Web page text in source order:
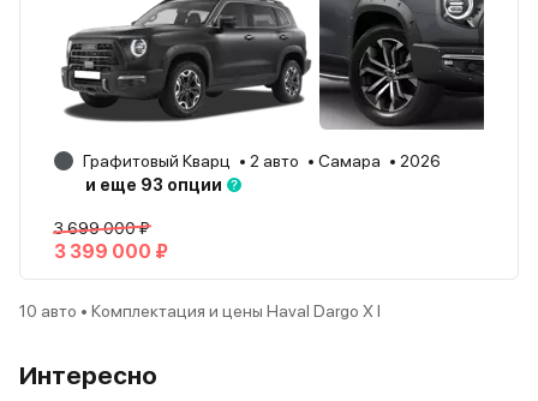
Графитовый Кварц 2 авто Самара
2026
и еще 93 опции
3 699 000 ₽
3 399 000 ₽
10 авто • Комплектация и цены Haval Dargo X I
Интересно